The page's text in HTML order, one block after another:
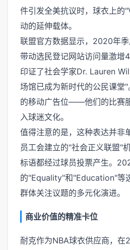
件引发全美抗议时，球衣上的
动的延伸载体。
联盟官方数据显示，2020年
带动选民登记网站访问量激增
印证了社会学家Dr. Lauren
场馆已成为新时代的公民课堂
的移动广告位——他们的比赛
入球迷文化。
值得注意的是，这种表达并非
员工会建立的"社会正义联盟"
标语都经过球员投票产生。
的"Equality"和"Education"等
群体关注议题的多元化演进。
商业价值的精准卡位
耐克作为NBA球衣供应商，在